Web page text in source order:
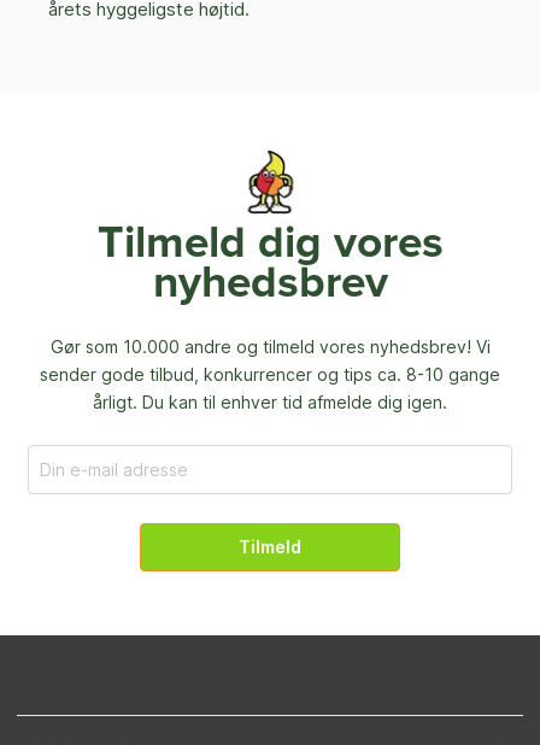
årets hyggeligste højtid.
Tilmeld dig vores
nyhedsbrev
Gør som 10.000 andre og tilmeld vores nyhedsbrev! Vi
sender gode tilbud, konkurrencer og tips ca. 8-10 gange
årligt. Du kan til enhver tid afmelde dig igen.
Tilmeld